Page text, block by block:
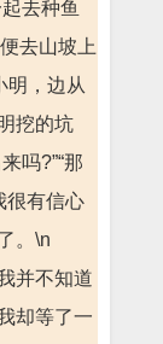
去种鱼
去山坡上
明，边从
挖的坑
吗?”“那
很有信心
了。\n
并不知道
却等了一